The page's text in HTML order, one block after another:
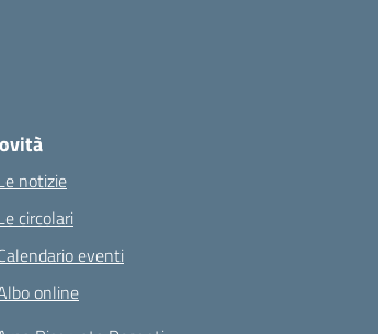
notizie
circolari
eventi
online